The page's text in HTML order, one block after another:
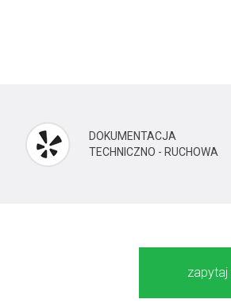
DOKUMENTACJA
TECHNICZNO - RUCHOWA
zapytaj